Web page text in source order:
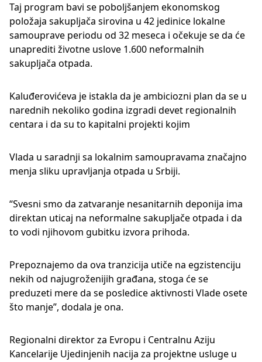
Taj program bavi se poboljšanjem ekonomskog
položaja sakupljača sirovina u 42 jedinice lokalne
samouprave periodu od 32 meseca i očekuje se da će
unaprediti životne uslove 1.600 neformalnih
sakupljača otpada.
Kaluđerovićeva je istakla da je ambiciozni plan da se u
narednih nekoliko godina izgradi devet regionalnih
centara i da su to kapitalni projekti kojim
Vlada u saradnji sa lokalnim samoupravama značajno
menja sliku upravljanja otpada u Srbiji.
“Svesni smo da zatvaranje nesanitarnih deponija ima
direktan uticaj na neformalne sakupljače otpada i da
to vodi njihovom gubitku izvora prihoda.
Prepoznajemo da ova tranzicija utiče na egzistenciju
nekih od najugroženijih građana, stoga će se
preduzeti mere da se posledice aktivnosti Vlade osete
što manje”, dodala je ona.
Regionalni direktor za Evropu i Centralnu Aziju
Kancelarije Ujedinjenih nacija za projektne usluge u